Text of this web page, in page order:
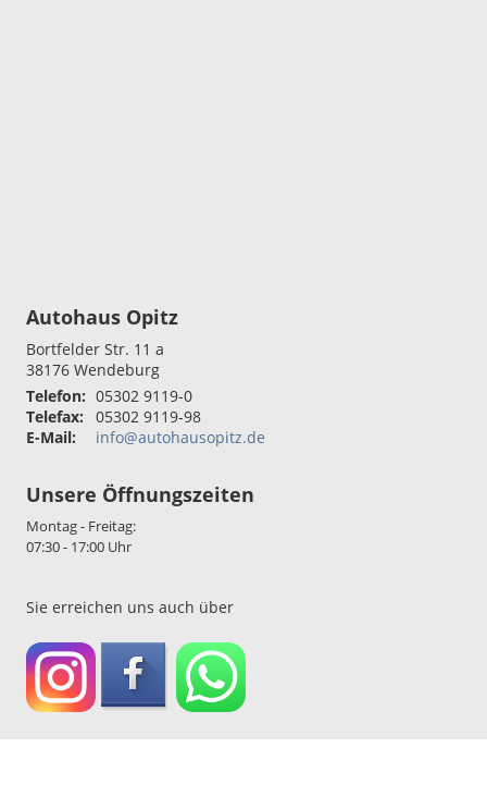
Autohaus Opitz
Bortfelder Str. 11 a
38176 Wendeburg
Telefon: 05302 9119-0
Telefax:
05302 9119-98
E-Mail:
info@autohausopitz.de
Unsere Öffnungszeiten
Montag - Freitag:
07:30 - 17:00 Uhr
Sie erreichen uns auch über